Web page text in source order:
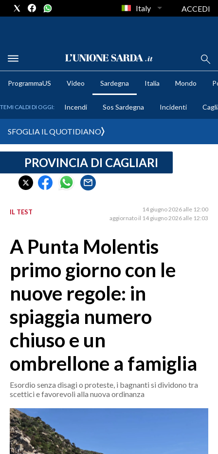
METEO
CRONACA SARDEGNA
CAGLIARI
SULCIS IGLESIENTE
SASSARI E PROVINCIA
GALLURA
NUORO E PROVINCIA
OGLIASTRA
AGENDA
CRONACA
ITALIA
MONDO
POLITICA
ECONOMIA
SERVIZI ALLE IMPRESE
LAVORO
Italy ACCEDI
ProgrammaUS Video Sardegna Italia Mondo
TEMI CALDI DI OGGI: Incendi Sos Sardegna Incidenti
SFOGLIA IL QUOTIDIANO
PROVINCIA DI CAGLIARI
IL TEST
14 giugno 2026 alle 12:00
aggiornato il 14 giugno 2026 alle 12:03
A Punta Molentis
primo giorno con le
nuove regole: in
spiaggia numero
chiuso e un
ombrellone a famiglia
Esordio senza disagi o proteste, i bagnanti si dividono tra
scettici e favorevoli alla nuova ordinanza